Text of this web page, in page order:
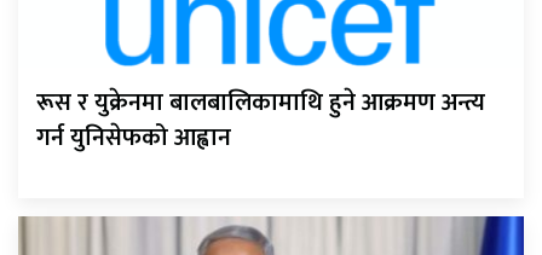
रूस र युक्रेनमा बालबालिकामाथि हुने आक्रमण अन्त्य
गर्न युनिसेफको आह्वान